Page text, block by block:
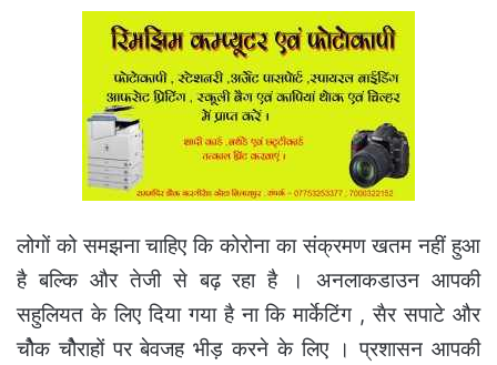
लोगों को समझना चाहिए कि कोरोना का संक्रमण खतम नहीं हुआ
है बल्कि और तेजी से बढ़ रहा है । अनलाकडाउन आपकी
सहुलियत के लिए दिया गया है ना कि मार्केटिंग , सैर सपाटे और
चोैक चोैराहों पर बेवजह भीड़ करने के लिए । प्रशासन आपकी